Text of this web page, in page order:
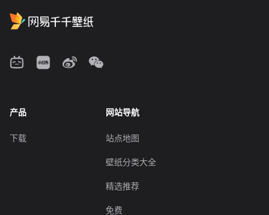
产品
下载
网站导航
站点地图
壁纸分类大全
精选推荐
免费